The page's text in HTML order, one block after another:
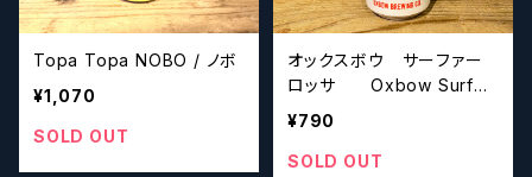
Topa Topa NOBO / ノボ
¥1,070
SOLD OUT
オックスボウ サーファー
ロッサ Oxbow Surfer
Rossa
¥790
SOLD OUT